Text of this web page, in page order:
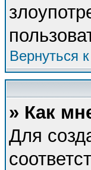
Вернуться
» Как
Для